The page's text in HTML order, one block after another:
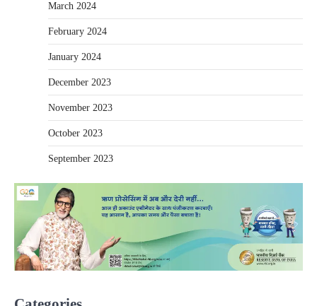
March 2024
February 2024
January 2024
December 2023
November 2023
October 2023
September 2023